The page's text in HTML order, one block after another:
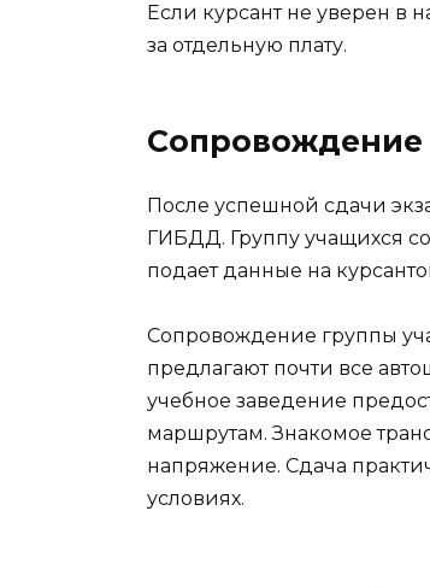
Если курсант не уверен в
за отдельную плату.
Сопровождение
После успешной сдачи
ГИБДД. Группу учащихся
подает данные на
Сопровождение группы
предлагают почти все
учебное заведение
маршрутам. Знакомое
напряжение. Сдача
условиях.